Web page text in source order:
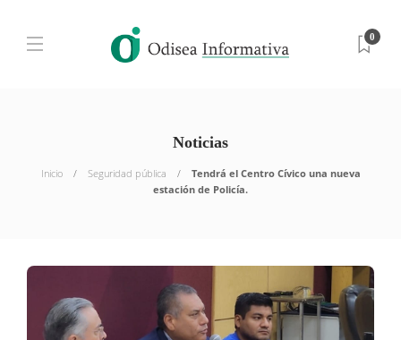
0
Noticias
Inicio Seguridad pública
Tendrá el Centro Cívico una nueva
estación de Policía.